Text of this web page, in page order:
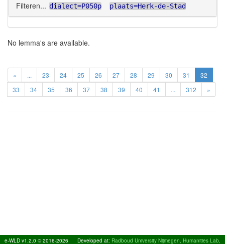
Filteren... dialect=P050p plaats=Herk-de-Stad
No lemma's are available.
« ... 23 24 25 26 27 28 29 30 31
32
33
34 35 36 37 38 39 40 41 ... 312 »
e-WLD v1.2.0 © 2016-2026 Developed at: Radboud University Nijmegen, Humanities Lab,